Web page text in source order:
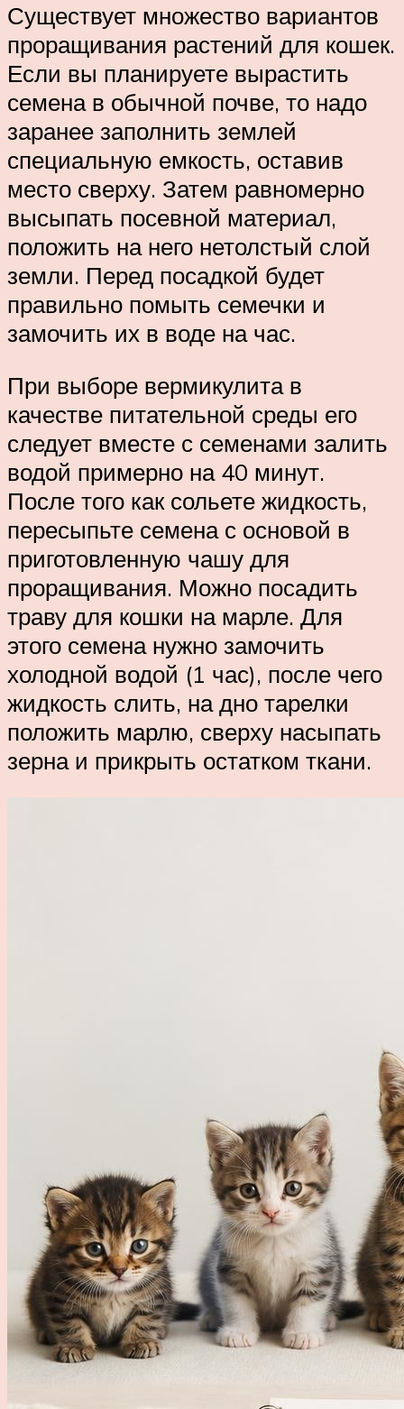
Существует множество вариантов
проращивания растений для кошек.
Если вы планируете вырастить
семена в обычной почве, то надо
заранее заполнить землей
специальную емкость, оставив
место сверху. Затем равномерно
высыпать посевной материал,
положить на него нетолстый слой
земли. Перед посадкой будет
правильно помыть семечки и
замочить их в воде на час.
При выборе вермикулита в
качестве питательной среды его
следует вместе с семенами залить
водой примерно на 40 минут.
После того как сольете жидкость,
пересыпьте семена с основой в
приготовленную чашу для
проращивания. Можно посадить
траву для кошки на марле. Для
этого семена нужно замочить
холодной водой (1 час), после чего
жидкость слить, на дно тарелки
положить марлю, сверху насыпать
зерна и прикрыть остатком ткани.